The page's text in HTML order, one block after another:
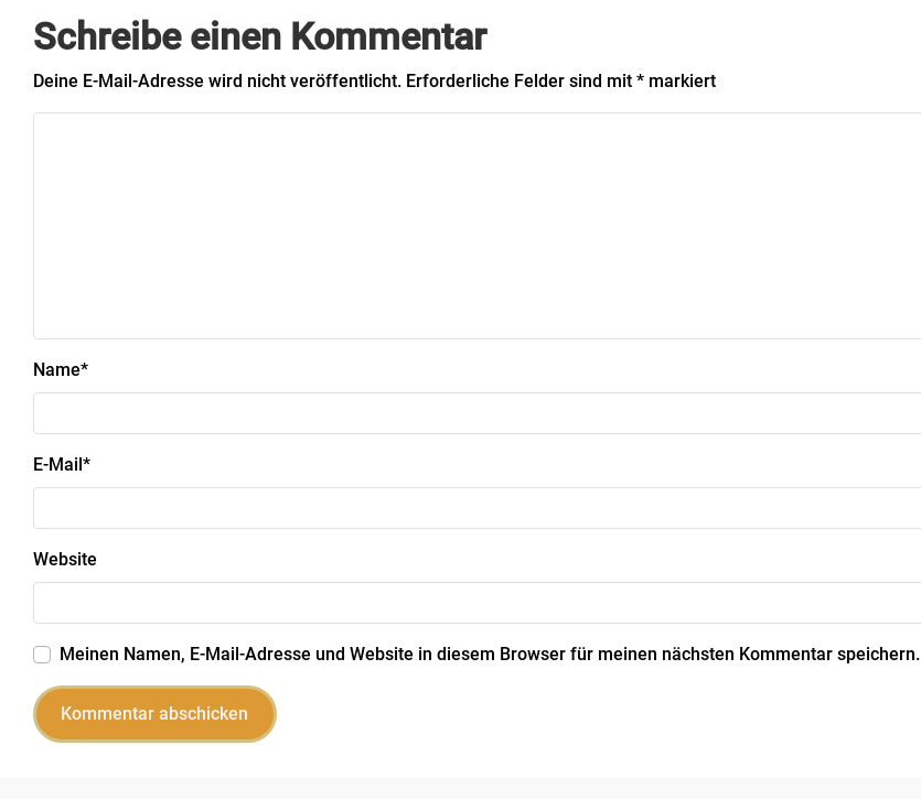
Schreibe einen Kommentar
Deine E-Mail-Adresse wird nicht veröffentlicht. Erforderliche Felder sind mit * markiert
Name*
E-Mail*
Website
Meinen Namen, E-Mail-Adresse und Website in diesem Browser für meinen nächsten Kommentar speichern.